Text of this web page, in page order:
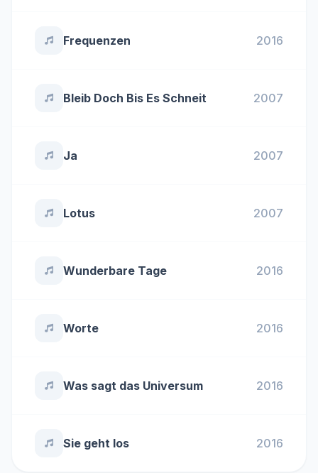
Frequenzen 2016
Bleib Doch Bis Es Schneit 2007
Ja 2007
Lotus 2007
Wunderbare Tage 2016
Worte 2016
Was sagt das Universum 2016
Sie geht los 2016